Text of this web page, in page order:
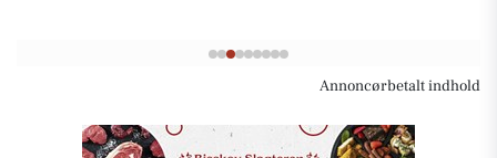
Annoncørbetalt indhold